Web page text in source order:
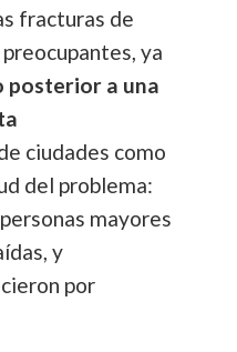
fracturas de
ya
posterior a una
ciudades como
del problema:
mayores
y
por